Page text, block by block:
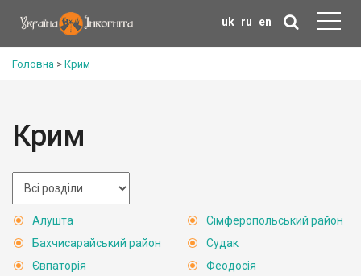
uk ru en
Головна > Крим
Крим
Алушта
Бахчисарайський район
Євпаторія
Сімферопольський район
Судак
Феодосія